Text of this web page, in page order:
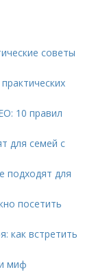
советы
10 правил
для семей с
подходят для
посетить
как встретить
миф